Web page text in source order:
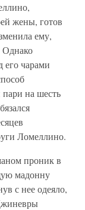
жены, готов
ему,
Однако
его чарами
на шесть
Ломеллино.
проник в
мадонну
с нее одеяло,